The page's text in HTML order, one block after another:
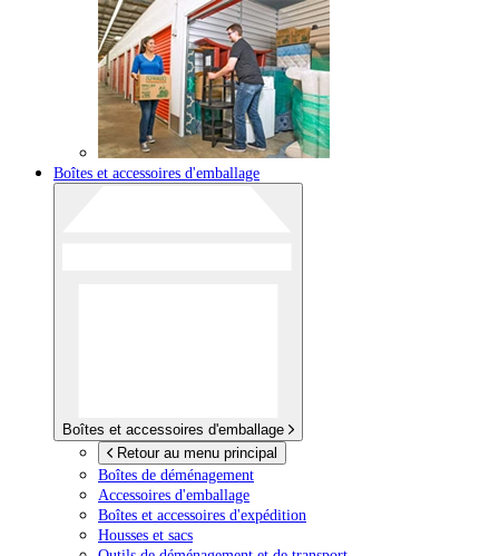
Boîtes et accessoires d'emballage
Boîtes et accessoires d'emballage
Retour au menu principal
Boîtes de déménagement
Accessoires d'emballage
Boîtes et accessoires d'expédition
Housses et sacs